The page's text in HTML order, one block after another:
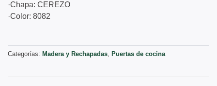
·Chapa: CEREZO
·Color: 8082
Categorías: Madera y Rechapadas, Puertas de cocina